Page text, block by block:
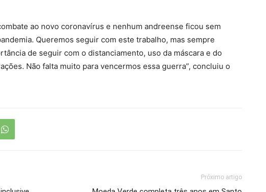
ao novo coronavírus e nenhum andreense ficou sem
Queremos seguir com este trabalho, mas sempre
de seguir com o distanciamento, uso da máscara e do
Não falta muito para vencermos essa guerra”, concluiu o
Próximo artigo